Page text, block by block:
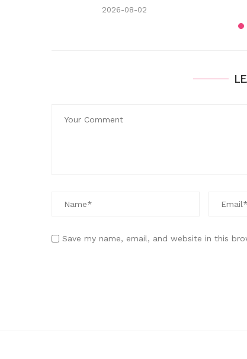
2026-08-02
Save my name, email, and website in this